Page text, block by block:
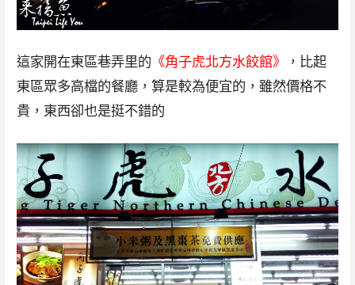
這家開在東區巷弄里的 《角子虎北方水餃館》
，比起
東區眾多高檔的餐廳，算是較為便宜的，雖然價格不
貴，東西卻也是挺不錯的